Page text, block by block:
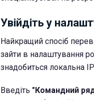
Увійдіть у
Найкращий спосіб
зайти в налаштування
знадобиться локальна
Введіть "Командний